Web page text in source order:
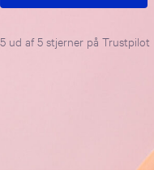
5 ud af 5 stjerner på Trustpilot